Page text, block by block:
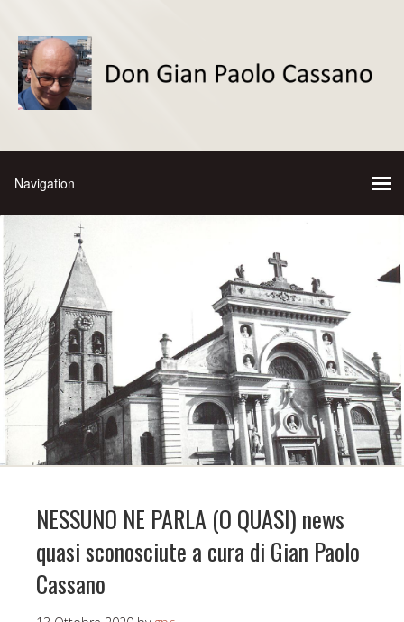
NESSUNO NE PARLA (O QUASI) news
quasi sconosciute a cura di Gian Paolo
Cassano